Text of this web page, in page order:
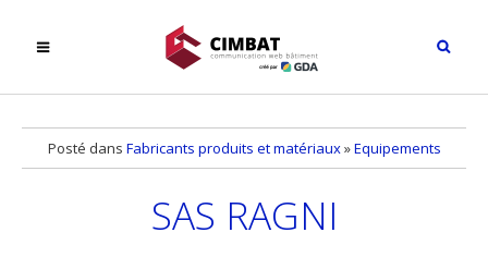
Posté dans Fabricants produits et matériaux»Equipements
SAS RAGNI